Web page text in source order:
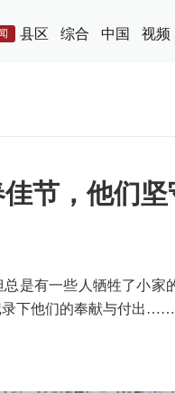
县区 综合 中国 视频
佳节，他们
是有一些人牺牲了小家
录下他们的奉献与付出……